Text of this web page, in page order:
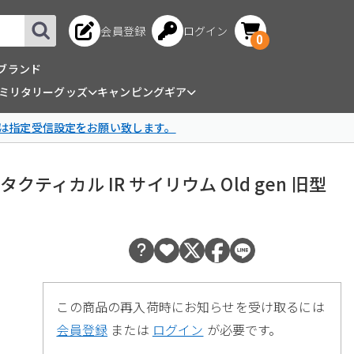
会員登録 ログイン
0
ランド
リタリーグッズ
キャンピングギア
定受信設定をお願い致します。
クティカル IR サイリウム Old gen 旧型
この商品の再入荷時にお知らせを受け取るには
会員登録 または ログイン が必要です。